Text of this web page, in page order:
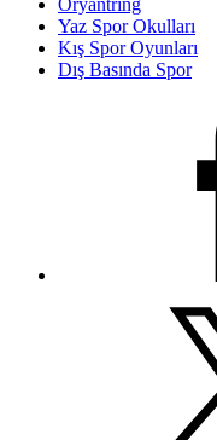
Oryantring
Yaz Spor Okulları
Kış Spor Oyunları
Dış Basında Spor